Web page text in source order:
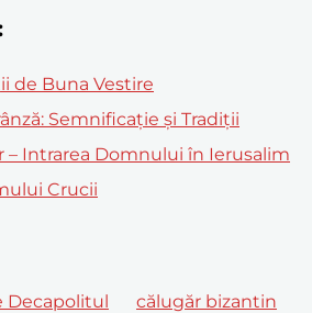
de Buna Vestire
Semnificație și Tradiții
– Intrarea Domnului în Ierusalim
Crucii
Decapolitul călugăr bizantin